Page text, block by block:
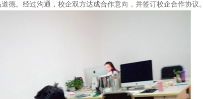
德。经过沟通，校企双方达成合作意向，并签订校企合作协议。